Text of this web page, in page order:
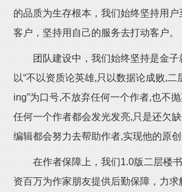
的品质为生存根本，我们始终坚持用
客户，坚持用自己的服务去打动客户。
团队建设中，我们始终坚持是金子
以“不以资质论英雄,只以数据论成败,二
ing”为口号,不放弃任何一个作者,也不
任何一个作者都会发光发亮,只是还欠
编辑都会努力去帮助作者,实现他的原
在作者保障上，我们1.0版二层楼
资百万为作家朋友提供后勤保障，力求